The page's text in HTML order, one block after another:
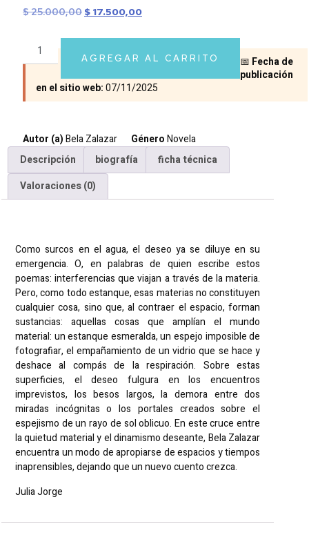
$25.000,00 $ 17.500,00
AGREGAR AL CARRITO 📅 Fecha de
publicación
en el sitio web:07/11/2025
Autor (a)Bela Zalazar GéneroNovela
Descripción
biografía
ficha técnica
Valoraciones (0)
Como surcos en el agua, el deseo ya se diluye en su
emergencia. O, en palabras de quien escribe estos
poemas: interferencias que viajan a través de la materia.
Pero, como todo estanque, esas materias no constituyen
cualquier cosa, sino que, al contraer el espacio, forman
sustancias: aquellas cosas que amplían el mundo
material: un estanque esmeralda, un espejo imposible de
fotografiar, el empañamiento de un vidrio que se hace y
deshace al compás de la respiración. Sobre estas
superficies, el deseo fulgura en los encuentros
imprevistos, los besos largos, la demora entre dos
miradas incógnitas o los portales creados sobre el
espejismo de un rayo de sol oblicuo. En este cruce entre
la quietud material y el dinamismo deseante, Bela Zalazar
encuentra un modo de apropiarse de espacios y tiempos
inaprensibles, dejando que un nuevo cuento crezca.
Julia Jorge